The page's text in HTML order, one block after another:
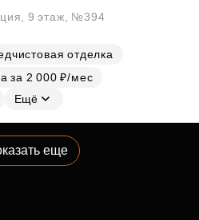
9 этаж, №394
отделка
за 2 000 ₽/мес
Ещё
еще